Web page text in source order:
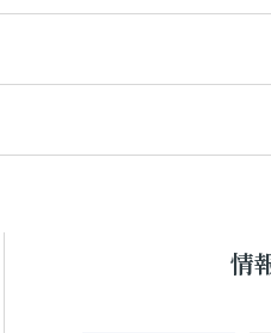
情